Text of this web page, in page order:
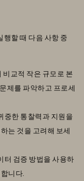
할 때 다음 사항 중
교적 작은 규모로 본
제를 파악하고 프로세
중한 통찰력과 지원을
는 것을 고려해 보세
터 검증 방법을 사용하
니다.